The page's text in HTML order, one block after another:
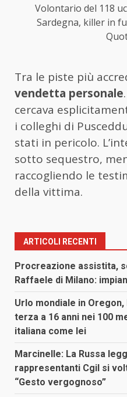
Volontario del 118
Sardegna, killer in
Tra le piste più
vendetta personale
cercava
i colleghi di
stati in pericolo.
sotto sequestro,
raccogliendo le
della vittima.
ARTICOLI RECENTI
Procreazione assistita,
Raffaele di Milano:
Urlo mondiale in Oregon,
terza a 16 anni nei 100
italiana come lei
Marcinelle: La Russa
rappresentanti Cgil si
“Gesto vergognoso”